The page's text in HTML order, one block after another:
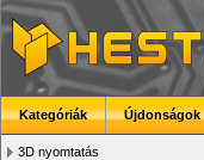
Kategóriák Újdonságok
3D nyomtatás